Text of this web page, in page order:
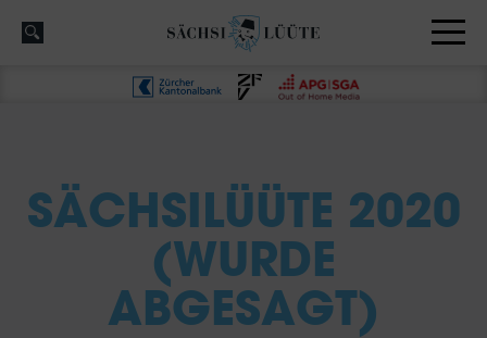
SÄCHSILÜÜTE 2020
(WURDE
ABGESAGT)